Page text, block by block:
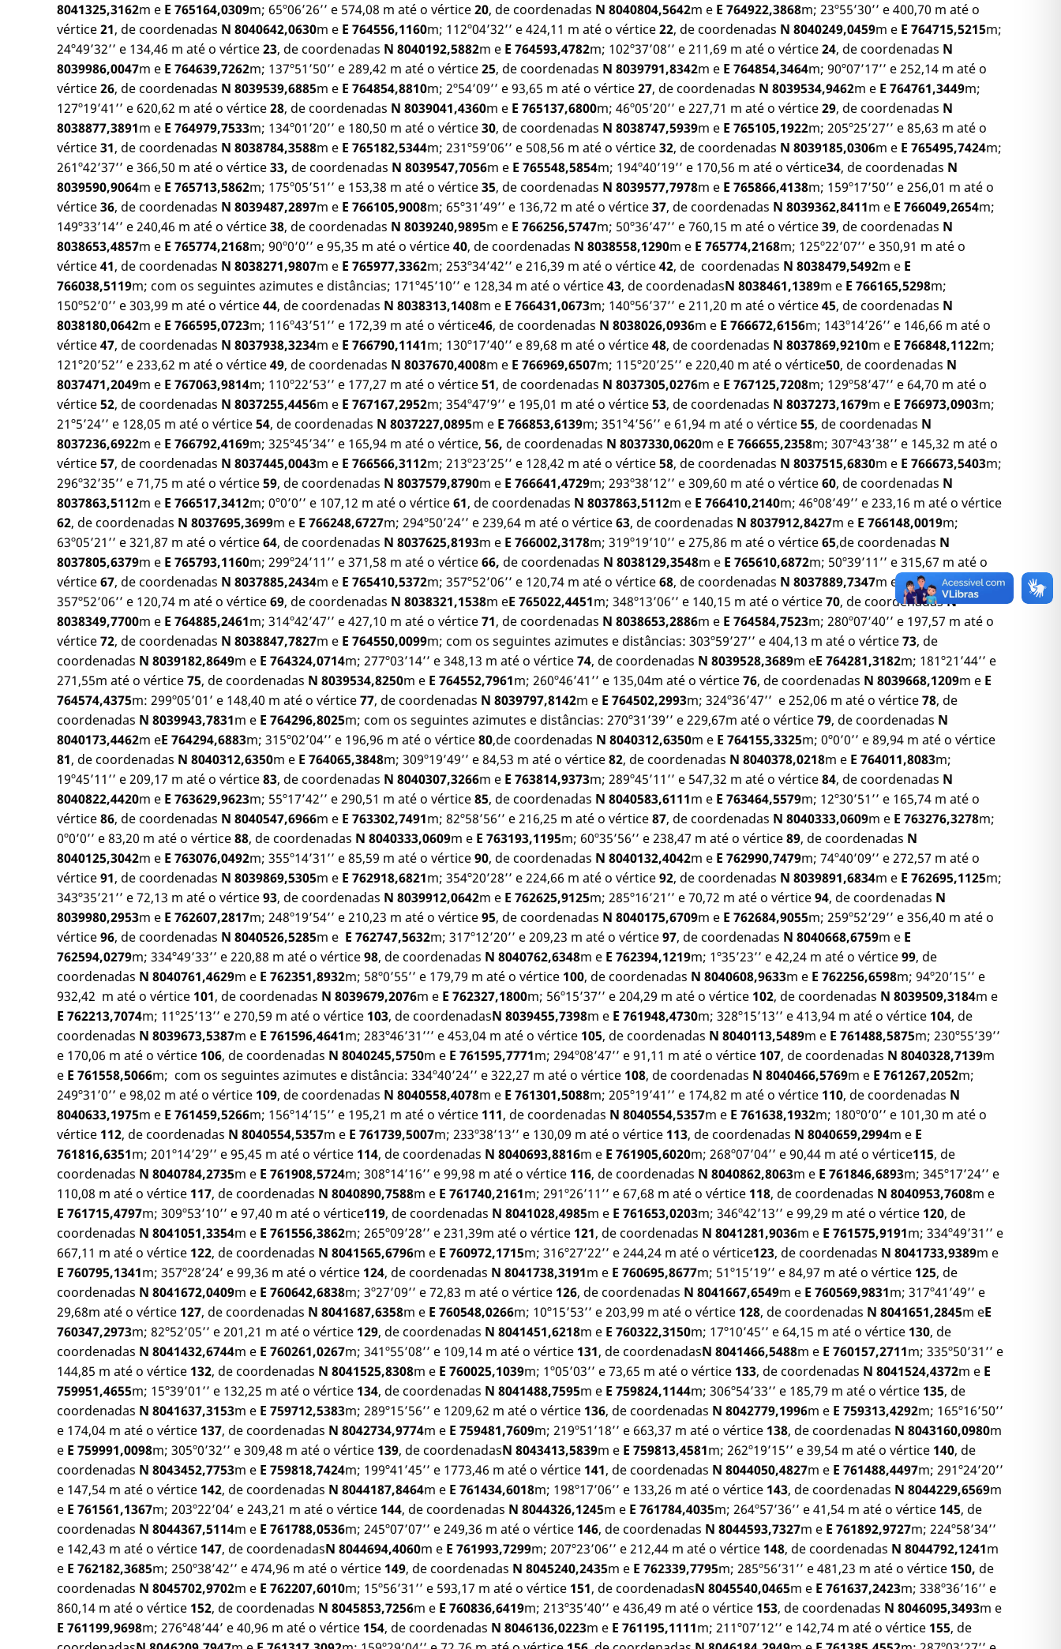
8041325,3162m e E 765164,0309m; 65º06’26’’ e 574,08 m até o vértice20, de coordenadas N 8040804,5642m e E 764922,3868m; 23º55’30’’ e 400,70 m até o
vértice21, de coordenadas N 8040642,0630m e E 764556,1160m; 112º04’32’’ e 424,11 m até o vértice22, de coordenadas N 8040249,0459m e E 764715,5215m;
24º49’32’’ e 134,46 m até o vértice23, de coordenadas N 8040192,5882m e E 764593,4782m; 102º37’08’’ e 211,69 m até o vértice24, de coordenadas N
8039986,0047m e E 764639,7262m; 137º51’50’’ e 289,42 m até o vértice25, de coordenadas N 8039791,8342m e E 764854,3464m; 90º07’17’’ e 252,14 m até o
vértice26, de coordenadas N 8039539,6885m e E 764854,8810m; 2º54’09’’ e 93,65 m até o vértice27, de coordenadas N 8039534,9462m e E 764761,3449m;
127º19’41’’ e 620,62 m até o vértice28, de coordenadas N 8039041,4360m e E 765137,6800m; 46º05’20’’ e 227,71 m até o vértice29, de coordenadas N
8038877,3891m e E 764979,7533m; 134º01’20’’ e 180,50 m até o vértice30, de coordenadas N 8038747,5939m e E 765105,1922m; 205º25’27’’ e 85,63 m até o
vértice31, de coordenadas N 8038784,3588m e E 765182,5344m; 231º59’06’’ e 508,56 m até o vértice32, de coordenadas N 8039185,0306m e E 765495,7424m;
261º42’37’’ e 366,50 m até o vértice33, de coordenadas N 8039547,7056m e E 765548,5854m; 194º40’19’’ e 170,56 m até o vértice34, de coordenadas N
8039590,9064m e E 765713,5862m; 175º05’51’’ e 153,38 m até o vértice35, de coordenadas N 8039577,7978m e E 765866,4138m; 159º17’50’’ e 256,01 m até o
vértice36, de coordenadas N 8039487,2897m e E 766105,9008m; 65º31’49’’ e 136,72 m até o vértice37, de coordenadas N 8039362,8411m e E 766049,2654m;
149º33’14’’ e 240,46 m até o vértice38, de coordenadas N 8039240,9895m e E 766256,5747m; 50º36’47’’ e 760,15 m até o vértice39, de coordenadas N
8038653,4857m e E 765774,2168m; 90º0’0’’ e 95,35 m até o vértice40, de coordenadas N 8038558,1290m e E 765774,2168m; 125º22’07’’ e 350,91 m até o
vértice41, de coordenadas N 8038271,9807m e E 765977,3362m; 253º34’42’’ e 216,39 m até o vértice42, de coordenadas N 8038479,5492m e E
766038,5119m; com os seguintes azimutes e distâncias; 171º45’10’’ e 128,34 m até o vértice43, de coordenadasN 8038461,1389m e E 766165,5298m;
150º52’0’’ e 303,99 m até o vértice44, de coordenadas N 8038313,1408m e E 766431,0673m; 140º56’37’’ e 211,20 m até o vértice45, de coordenadas N
8038180,0642m e E 766595,0723m; 116º43’51’’ e 172,39 m até o vértice46, de coordenadas N 8038026,0936m e E 766672,6156m; 143º14’26’’ e 146,66 m até o
vértice47, de coordenadas N 8037938,3234m e E 766790,1141m; 130º17’40’’ e 89,68 m até o vértice48, de coordenadas N 8037869,9210m e E 766848,1122m;
121º20’52’’ e 233,62 m até o vértice49, de coordenadas N 8037670,4008m e E 766969,6507m; 115º20’25’’ e 220,40 m até o vértice50, de coordenadas N
8037471,2049m e E 767063,9814m; 110º22’53’’ e 177,27 m até o vértice51, de coordenadas N 8037305,0276m e E 767125,7208m; 129º58’47’’ e 64,70 m até o
vértice52, de coordenadas N 8037255,4456m e E 767167,2952m; 354º47’9’’ e 195,01 m até o vértice53, de coordenadas N 8037273,1679m e E 766973,0903m;
21º5’24’’ e 128,05 m até o vértice54, de coordenadas N 8037227,0895m e E 766853,6139m; 351º4’56’’ e 61,94 m até o vértice55, de coordenadas N
8037236,6922m e E 766792,4169m; 325º45’34’’ e 165,94 m até o vértice, 56, de coordenadas N 8037330,0620m e E 766655,2358m; 307º43’38’’ e 145,32 m até o
vértice57, de coordenadas N 8037445,0043m e E 766566,3112m; 213º23’25’’ e 128,42 m até o vértice58, de coordenadas N 8037515,6830m e E 766673,5403m;
296º32’35’’ e 71,75 m até o vértice59, de coordenadas N 8037579,8790m e E 766641,4729m; 293º38’12’’ e 309,60 m até o vértice60, de coordenadas N
8037863,5112m e E 766517,3412m; 0º0’0’’ e 107,12 m até o vértice61, de coordenadas N 8037863,5112m e E 766410,2140m; 46º08’49’’ e 233,16 m até o vértice
62, de coordenadas N 8037695,3699m e E 766248,6727m; 294º50’24’’ e 239,64 m até o vértice63, de coordenadas N 8037912,8427m e E 766148,0019m;
63º05’21’’ e 321,87 m até o vértice64, de coordenadas N 8037625,8193m e E 766002,3178m; 319º19’10’’ e 275,86 m até o vértice65,de coordenadas N
8037805,6379m e E 765793,1160m; 299º24’11’’ e 371,58 m até o vértice66, de coordenadas N 8038129,3548m e E 765610,6872m; 50º39’11’’ e 315,67 m até o
vértice67, de coordenadas N 8037885,2434m e E 765410,5372m; 357º52’06’’ e 120,74 m até o vértice68, de coordenadas N 8037889,7347m e E 765289,8778m;
357º52’06’’ e 120,74 m até o vértice69, de coordenadas N 8038321,1538m eE 765022,4451m; 348º13’06’’ e 140,15 m até o vértice70, de coordenadasN
8038349,7700m e E 764885,2461m; 314º42’47’’ e 427,10 m até o vértice71, de coordenadas N 8038653,2886m e E 764584,7523m; 280º07’40’’ e 197,57 m até o
vértice72, de coordenadas N 8038847,7827m e E 764550,0099m; com os seguintes azimutes e distâncias: 303º59’27’’ e 404,13 m até o vértice73, de
coordenadas N 8039182,8649m e E 764324,0714m; 277º03’14’’ e 348,13 m até o vértice74, de coordenadas N 8039528,3689m eE 764281,3182m; 181º21’44’’ e
271,55m até o vértice75, de coordenadas N 8039534,8250m e E 764552,7961m; 260º46’41’’ e 135,04m até o vértice76, de coordenadas N 8039668,1209m e E
764574,4375m: 299º05’01’ e 148,40 m até o vértice77, de coordenadas N 8039797,8142m e E 764502,2993m; 324º36’47’’ e 252,06 m até o vértice78, de
coordenadas N 8039943,7831m e E 764296,8025m; com os seguintes azimutes e distâncias: 270º31’39’’ e 229,67m até o vértice79, de coordenadas N
8040173,4462m eE 764294,6883m; 315º02’04’’ e 196,96 m até o vértice80,de coordenadas N 8040312,6350m e E 764155,3325m; 0º0’0’’ e 89,94 m até o vértice
81, de coordenadas N 8040312,6350m e E 764065,3848m; 309º19’49’’ e 84,53 m até o vértice82, de coordenadas N 8040378,0218m e E 764011,8083m;
19º45’11’’ e 209,17 m até o vértice83, de coordenadas N 8040307,3266m e E 763814,9373m; 289º45’11’’ e 547,32 m até o vértice84, de coordenadas N
8040822,4420m e E 763629,9623m; 55º17’42’’ e 290,51 m até o vértice85, de coordenadas N 8040583,6111m e E 763464,5579m; 12º30’51’’ e 165,74 m até o
vértice86, de coordenadas N 8040547,6966m e E 763302,7491m; 82º58’56’’ e 216,25 m até o vértice87, de coordenadas N 8040333,0609m e E 763276,3278m;
0º0’0’’ e 83,20 m até o vértice88, de coordenadas N 8040333,0609m e E 763193,1195m; 60º35’56’’ e 238,47 m até o vértice89, de coordenadas N
8040125,3042m e E 763076,0492m; 355º14’31’’ e 85,59 m até o vértice90, de coordenadas N 8040132,4042m e E 762990,7479m; 74º40’09’’ e 272,57 m até o
vértice91, de coordenadas N 8039869,5305m e E 762918,6821m; 354º20’28’’ e 224,66 m até o vértice92, de coordenadas N 8039891,6834m e E 762695,1125m;
343º35’21’’ e 72,13 m até o vértice93, de coordenadas N 8039912,0642m e E 762625,9125m; 285º16’21’’ e 70,72 m até o vértice94, de coordenadas N
8039980,2953m e E 762607,2817m; 248º19’54’’ e 210,23 m até o vértice95, de coordenadas N 8040175,6709m e E 762684,9055m; 259º52’29’’ e 356,40 m até o
vértice96, de coordenadas N 8040526,5285m e E 762747,5632m; 317º12’20’’ e 209,23 m até o vértice97, de coordenadas N 8040668,6759m e E
762594,0279m; 334º49’33’’ e 220,88 m até o vértice98, de coordenadas N 8040762,6348m e E 762394,1219m; 1º35’23’’ e 42,24 m até o vértice99, de
coordenadas N 8040761,4629m e E 762351,8932m; 58º0’55’’ e 179,79 m até o vértice 100, de coordenadas N 8040608,9633m e E 762256,6598m; 94º20’15’’ e
932,42 m até o vértice 101, de coordenadas N 8039679,2076m e E 762327,1800m; 56º15’37’’ e 204,29 m até o vértice 102, de coordenadas N 8039509,3184m e
E 762213,7074m; 11º25’13’’ e 270,59 m até o vértice 103, de coordenadasN 8039455,7398m e E 761948,4730m; 328º15’13’’ e 413,94 m até o vértice 104, de
coordenadas N 8039673,5387m e E 761596,4641m; 283º46’31’’’ e 453,04 m até o vértice 105, de coordenadas N 8040113,5489m e E 761488,5875m; 230º55’39’’
e 170,06 m até o vértice 106, de coordenadas N 8040245,5750m e E 761595,7771m; 294º08’47’’ e 91,11 m até o vértice 107, de coordenadas N 8040328,7139m
e E 761558,5066m; com os seguintes azimutes e distância: 334º40’24’’ e 322,27 m até o vértice 108, de coordenadas N 8040466,5769m e E 761267,2052m;
249º31’0’’ e 98,02 m até o vértice 109, de coordenadas N 8040558,4078m e E 761301,5088m; 205º19’41’’ e 174,82 m até o vértice 110, de coordenadas N
8040633,1975m e E 761459,5266m; 156º14’15’’ e 195,21 m até o vértice 111, de coordenadas N 8040554,5357m e E 761638,1932m; 180º0’0’’ e 101,30 m até o
vértice 112, de coordenadas N 8040554,5357m e E 761739,5007m; 233º38’13’’ e 130,09 m até o vértice 113, de coordenadas N 8040659,2994m e E
761816,6351m; 201º14’29’’ e 95,45 m até o vértice 114, de coordenadas N 8040693,8816m e E 761905,6020m; 268º07’04’’ e 90,44 m até o vértice115, de
coordenadas N 8040784,2735m e E 761908,5724m; 308º14’16’’ e 99,98 m até o vértice 116, de coordenadas N 8040862,8063m e E 761846,6893m; 345º17’24’’ e
110,08 m até o vértice 117, de coordenadas N 8040890,7588m e E 761740,2161m; 291º26’11’’ e 67,68 m até o vértice 118, de coordenadas N 8040953,7608m e
E 761715,4797m; 309º53’10’’ e 97,40 m até o vértice119, de coordenadas N 8041028,4985m e E 761653,0203m; 346º42’13’’ e 99,29 m até o vértice 120, de
coordenadas N 8041051,3354m e E 761556,3862m; 265º09’28’’ e 231,39m até o vértice 121, de coordenadas N 8041281,9036m e E 761575,9191m; 334º49’31’’ e
667,11 m até o vértice 122, de coordenadas N 8041565,6796m e E 760972,1715m; 316º27’22’’ e 244,24 m até o vértice123, de coordenadas N 8041733,9389m e
E 760795,1341m; 357º28’24’ e 99,36 m até o vértice 124, de coordenadas N 8041738,3191m e E 760695,8677m; 51º15’19’’ e 84,97 m até o vértice 125, de
coordenadas N 8041672,0409m e E 760642,6838m; 3º27’09’’ e 72,83 m até o vértice 126, de coordenadas N 8041667,6549m e E 760569,9831m; 317º41’49’’ e
29,68m até o vértice 127, de coordenadas N 8041687,6358m e E 760548,0266m; 10º15’53’’ e 203,99 m até o vértice 128, de coordenadas N 8041651,2845m eE
760347,2973m; 82º52’05’’ e 201,21 m até o vértice 129, de coordenadas N 8041451,6218m e E 760322,3150m; 17º10’45’’ e 64,15 m até o vértice 130, de
coordenadas N 8041432,6744m e E 760261,0267m; 341º55’08’’ e 109,14 m até o vértice 131, de coordenadasN 8041466,5488m e E 760157,2711m; 335º50’31’’ e
144,85 m até o vértice 132, de coordenadas N 8041525,8308m e E 760025,1039m; 1º05’03’’ e 73,65 m até o vértice 133, de coordenadas N 8041524,4372m e E
759951,4655m; 15º39’01’’ e 132,25 m até o vértice 134, de coordenadas N 8041488,7595m e E 759824,1144m; 306º54’33’’ e 185,79 m até o vértice 135, de
coordenadas N 8041637,3153m e E 759712,5383m; 289º15’56’’ e 1209,62 m até o vértice 136, de coordenadas N 8042779,1996m e E 759313,4292m; 165º16’50’’
e 174,04 m até o vértice 137, de coordenadas N 8042734,9774m e E 759481,7609m; 219º51’18’’ e 663,37 m até o vértice 138, de coordenadas N 8043160,0980m
e E 759991,0098m; 305º0’32’’ e 309,48 m até o vértice 139, de coordenadasN 8043413,5839m e E 759813,4581m; 262º19’15’’ e 39,54 m até o vértice 140, de
coordenadas N 8043452,7753m e E 759818,7424m; 199º41’45’’ e 1773,46 m até o vértice 141, de coordenadas N 8044050,4827m e E 761488,4497m; 291º24’20’’
e 147,54 m até o vértice 142, de coordenadas N 8044187,8464m e E 761434,6018m; 198º17’06’’ e 133,26 m até o vértice 143, de coordenadas N 8044229,6569m
e E 761561,1367m; 203º22’04’ e 243,21 m até o vértice 144, de coordenadas N 8044326,1245m e E 761784,4035m; 264º57’36’’ e 41,54 m até o vértice 145, de
coordenadas N 8044367,5114m e E 761788,0536m; 245º07’07’’ e 249,36 m até o vértice 146, de coordenadas N 8044593,7327m e E 761892,9727m; 224º58’34’’
e 142,43 m até o vértice 147, de coordenadasN 8044694,4060m e E 761993,7299m; 207º23’06’’ e 212,44 m até o vértice 148, de coordenadas N 8044792,1241m
e E 762182,3685m; 250º38’42’’ e 474,96 m até o vértice 149, de coordenadas N 8045240,2435m e E 762339,7795m; 285º56’31’’ e 481,23 m até o vértice 150, de
coordenadas N 8045702,9702m e E 762207,6010m; 15º56’31’’ e 593,17 m até o vértice 151, de coordenadasN 8045540,0465m e E 761637,2423m; 338º36’16’’ e
860,14 m até o vértice 152, de coordenadas N 8045853,7256m e E 760836,6419m; 213º35’40’’ e 436,49 m até o vértice 153, de coordenadas N 8046095,3493m e
E 761199,9698m; 276º48’44’ e 40,96 m até o vértice 154, de coordenadas N 8046136,0223m e E 761195,1111m; 211º07’12’’ e 142,74 m até o vértice 155, de